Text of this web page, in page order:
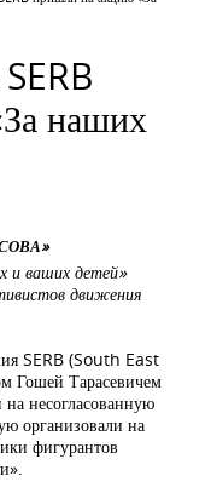
наших
и ваших детей»
движения
SERB (South East
Гошей Тарасевичем
несогласованную
организовали на
фигурантов